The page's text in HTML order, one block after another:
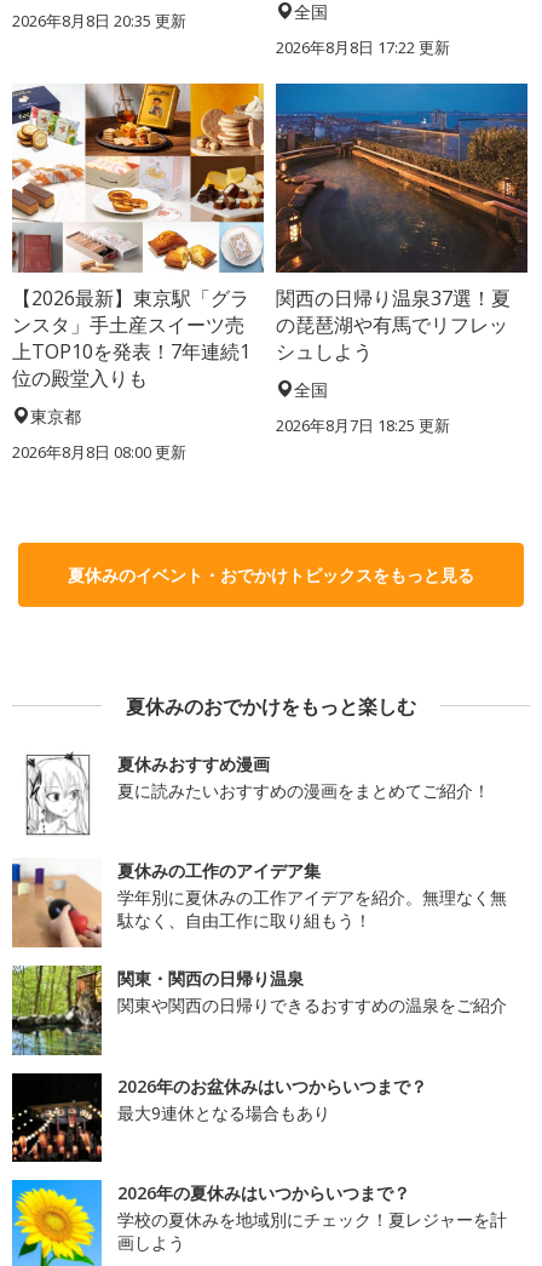
2026年8月8日 20:35 更新 全国
2026年8月8日 17:22更新
【2026最新】東京駅「グラ
ンスタ」手土産スイーツ売
上TOP10を発表！7年連続1
位の殿堂入りも
東京都
2026年8月8日 08:00更新
関西の日帰り温泉37選！夏
の琵琶湖や有馬でリフレッ
シュしよう
全国
2026年8月7日 18:25 更新
夏休みのイベント・おでかけトピックスをもっと見る
夏休みのおでかけをもっと楽しむ
夏休みおすすめ漫画
夏に読みたいおすすめの漫画をまとめてご紹介！
夏休みの工作のアイデア集
学年別に夏休みの工作アイデアを紹介。無理なく無
駄なく、自由工作に取り組もう！
関東・関西の日帰り温泉
関東や関西の日帰りできるおすすめの温泉をご紹介
2026年のお盆休みはいつからいつまで？
最大9連休となる場合もあり
2026年の夏休みはいつからいつまで？
学校の夏休みを地域別にチェック！夏レジャーを計
画しよう